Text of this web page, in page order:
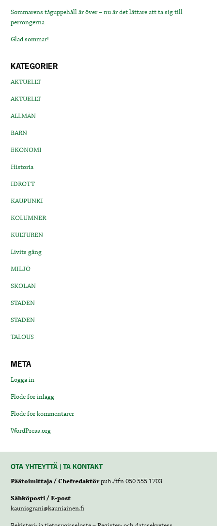
Sommarens tåguppehåll är över – nu är det lättare att ta sig till
perrongerna
Glad sommar!
KATEGORIER
AKTUELLT
AKTUELLT
ALLMÄN
BARN
EKONOMI
Historia
IDROTT
KAUPUNKI
KOLUMNER
KULTUREN
Livits gång
MILJÖ
SKOLAN
STADEN
STADEN
TALOUS
META
Logga in
Flöde för inlägg
Flöde för kommentarer
WordPress.org
OTA YHTEYTTÄ | TA KONTAKT
Päätoimittaja / Chefredaktörpuh./tfn 050 555 1703
Sähköposti / E-post
kaunisgrani@kauniainen.fi